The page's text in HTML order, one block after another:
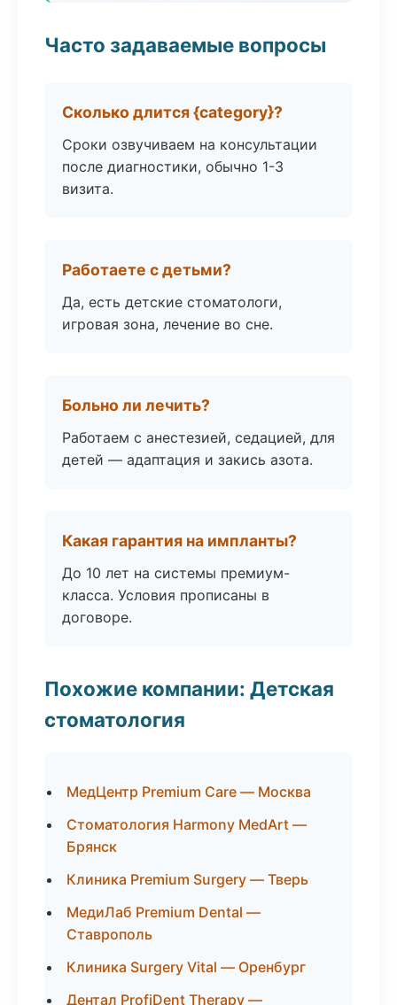
Часто задаваемые вопросы
Сколько длится {category}?
Сроки озвучиваем на консультации
после диагностики, обычно 1-3
визита.
Работаете с детьми?
Да, есть детские стоматологи,
игровая зона, лечение во сне.
Больно ли лечить?
Работаем с анестезией, седацией, для
детей — адаптация и закись азота.
Какая гарантия на импланты?
До 10 лет на системы премиум-
класса. Условия прописаны в
договоре.
Похожие компании: Детская
стоматология
МедЦентр Premium Care — Москва
Стоматология Harmony MedArt —
Брянск
Клиника Premium Surgery — Тверь
МедиЛаб Premium Dental —
Ставрополь
Клиника Surgery Vital — Оренбург
Дентал ProfiDent Therapy —